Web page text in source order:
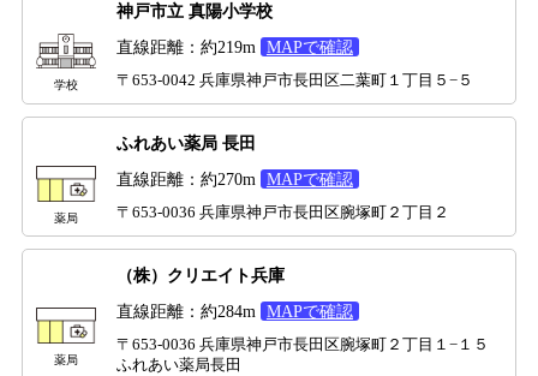
学校
神戸市立 真陽小学校
直線距離：約219m MAPで確認
〒653-0042 兵庫県神戸市長田区二葉町１丁目５−５
薬局
ふれあい薬局 長田
直線距離：約270m MAPで確認
〒653-0036 兵庫県神戸市長田区腕塚町２丁目２
薬局
（株）クリエイト兵庫
直線距離：約284m MAPで確認
〒653-0036 兵庫県神戸市長田区腕塚町２丁目１−１５
ふれあい薬局長田